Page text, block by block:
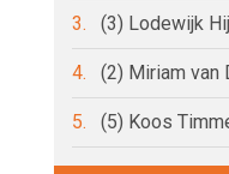
3. (3) Lodewijk
4. (2) Miriam van
5. (5) Koos